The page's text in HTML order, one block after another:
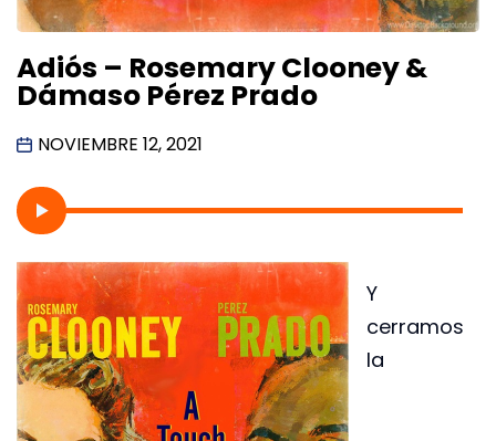
Adiós – Rosemary Clooney &
Dámaso Pérez Prado
NOVIEMBRE 12, 2021
Y
cerramos
la